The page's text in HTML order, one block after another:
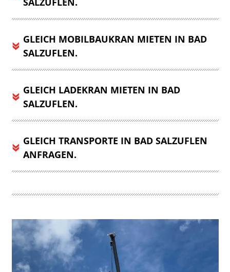
GLEICH MOBILBAUKRAN MIETEN IN BAD
SALZUFLEN.
GLEICH LADEKRAN MIETEN IN BAD
SALZUFLEN.
GLEICH TRANSPORTE IN BAD SALZUFLEN
ANFRAGEN.